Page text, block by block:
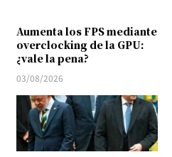
Aumenta los FPS mediante
overclocking de la GPU:
¿vale la pena?
03/08/2026